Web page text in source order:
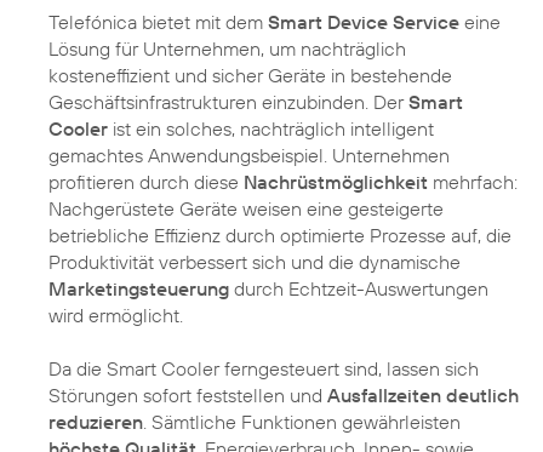
Telefónica bietet mit dem Smart Device Service eine
Lösung für Unternehmen, um nachträglich
kosteneffizient und sicher Geräte in bestehende
Geschäftsinfrastrukturen einzubinden. DerSmart
Cooler ist ein solches, nachträglich intelligent
gemachtes Anwendungsbeispiel. Unternehmen
profitieren durch diese Nachrüstmöglichkeit mehrfach:
Nachgerüstete Geräte weisen eine gesteigerte
betriebliche Effizienz durch optimierte Prozesse auf, die
Produktivität verbessert sich und die dynamische
Marketingsteuerung durch Echtzeit-Auswertungen
wird ermöglicht.
Da die Smart Cooler ferngesteuert sind, lassen sich
Störungen sofort feststellen und Ausfallzeiten deutlich
reduzieren. Sämtliche Funktionen gewährleisten